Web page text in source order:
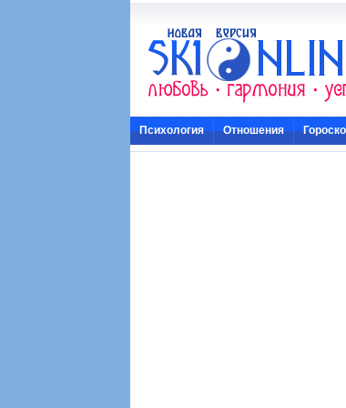
Психология Отношения